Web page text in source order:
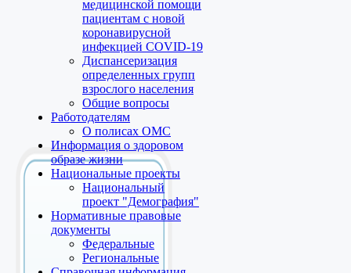
медицинской помощи
пациентам с новой
коронавирусной
инфекцией COVID-19
Диспансеризация
определенных групп
взрослого населения
Общие вопросы
Работодателям
О полисах ОМС
Информация о здоровом
образе жизни
Национальные проекты
Национальный
проект "Демография"
Нормативные правовые
документы
Федеральные
Региональные